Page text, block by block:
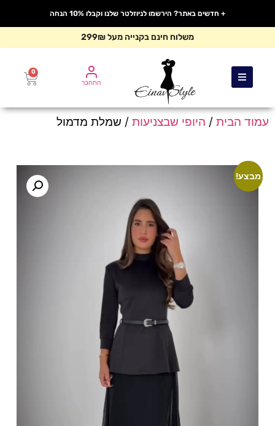
+ חדשים באתר? הירשמו לניוזלטר שלנו וקבלו 10% הנחה
משלוח חינם בקנייה מעל 299₪
0
התחבר
עמוד הבית / היופי שבצניעות / שמלת מדמול
מבצע!